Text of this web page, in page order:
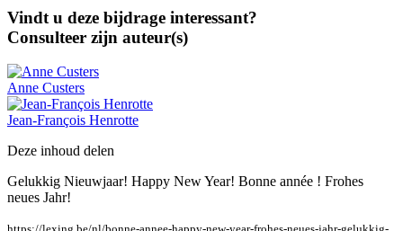
Vindt u deze bijdrage interessant?
Consulteer zijn auteur(s)
Anne Custers
Jean-François Henrotte
Deze inhoud delen
Gelukkig Nieuwjaar! Happy New Year! Bonne année ! Frohes
neues Jahr!